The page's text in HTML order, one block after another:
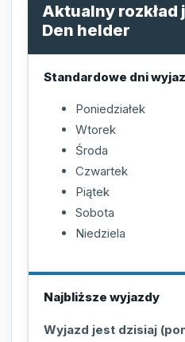
Aktualny rozkład
Den helder
Standardowe dni
Poniedziałek
Wtorek
Środa
Czwartek
Piątek
Sobota
Niedziela
Najbliższe wyjazdy
Wyjazd jest dzisiaj